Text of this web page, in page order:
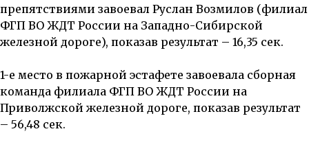
препятствиями завоевал Руслан Возмилов (филиал
ФГП ВО ЖДТ России на Западно-Сибирской
железной дороге), показав результат – 16,35 сек.
1-е место в пожарной эстафете завоевала сборная
команда филиала ФГП ВО ЖДТ России на
Приволжской железной дороге, показав результат
– 56,48 сек.